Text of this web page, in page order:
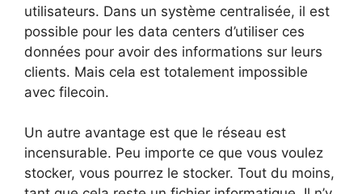
utilisateurs. Dans un système centralisée, il est
possible pour les data centers d’utiliser ces
données pour avoir des informations sur leurs
clients. Mais cela est totalement impossible
avec filecoin.
Un autre avantage est que le réseau est
incensurable. Peu importe ce que vous voulez
stocker, vous pourrez le stocker. Tout du moins,